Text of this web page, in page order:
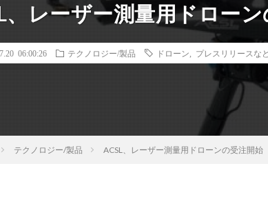
、レーザー測量用ドロー
06:00:26 テクノロジー/製品 ドローン プレスリリースな
テクノロジー/製品 ACSL、レーザー測量用ドローンの受注開始